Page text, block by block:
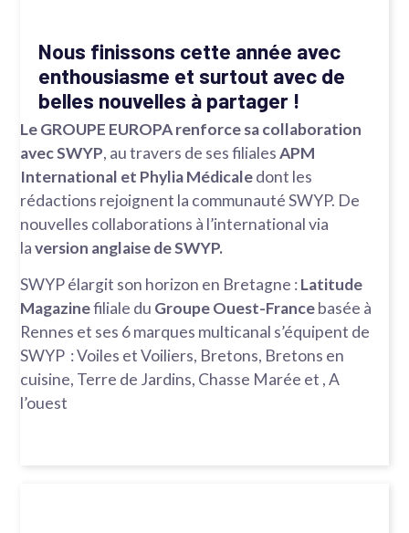
Nous finissons cette année avec
enthousiasme et surtout avec de
belles nouvelles à partager !
Le GROUPE EUROPA renforce sa collaboration
avec SWYP, au travers de ses filialesAPM
International et Phylia Médicaledont les
rédactions rejoignent la communauté SWYP. De
nouvelles collaborations à l’international via
laversion anglaise de SWYP.
SWYP élargit son horizon en Bretagne :Latitude
Magazinefiliale du Groupe Ouest-Francebasée à
Rennes et ses 6 marques multicanal s’équipent de
SWYP : Voiles et Voiliers, Bretons, Bretons en
cuisine, Terre de Jardins, Chasse Marée et , A
l’ouest